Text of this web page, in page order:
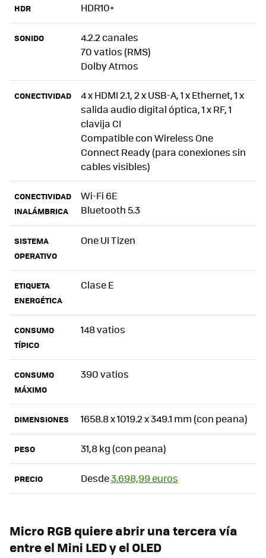
HDR HDR10+
SONIDO
4.2.2 canales
70 vatios (RMS)
Dolby Atmos
CONECTIVIDAD
4 x HDMI 2.1, 2 x USB-A, 1 x Ethernet, 1 x
salida audio digital óptica, 1 x RF, 1
clavija CI
Compatible con Wireless One
Connect Ready (para conexiones sin
cables visibles)
CONECTIVIDAD
INALÁMBRICA
Wi-Fi 6E
Bluetooth 5.3
SISTEMA
OPERATIVO
One UI Tizen
ETIQUETA
ENERGÉTICA
Clase E
CONSUMO
TÍPICO
148 vatios
CONSUMO
MÁXIMO
390 vatios
DIMENSIONES 1658.8 x 1019.2 x 349.1 mm (con peana)
PESO 31,8 kg (con peana)
PRECIO Desde3.698,99 euros
Micro RGB quiere abrir una tercera vía
entre el Mini LED y el OLED